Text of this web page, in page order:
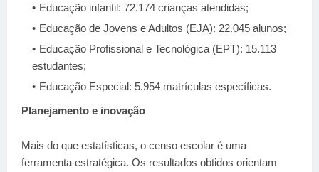
Educação infantil: 72.174 crianças atendidas;
Educação de Jovens e Adultos (EJA): 22.045 alunos;
Educação Profissional e Tecnológica (EPT): 15.113
estudantes;
Educação Especial: 5.954 matrículas específicas.
Planejamento e inovação
Mais do que estatísticas, o censo escolar é uma
ferramenta estratégica. Os resultados obtidos orientam